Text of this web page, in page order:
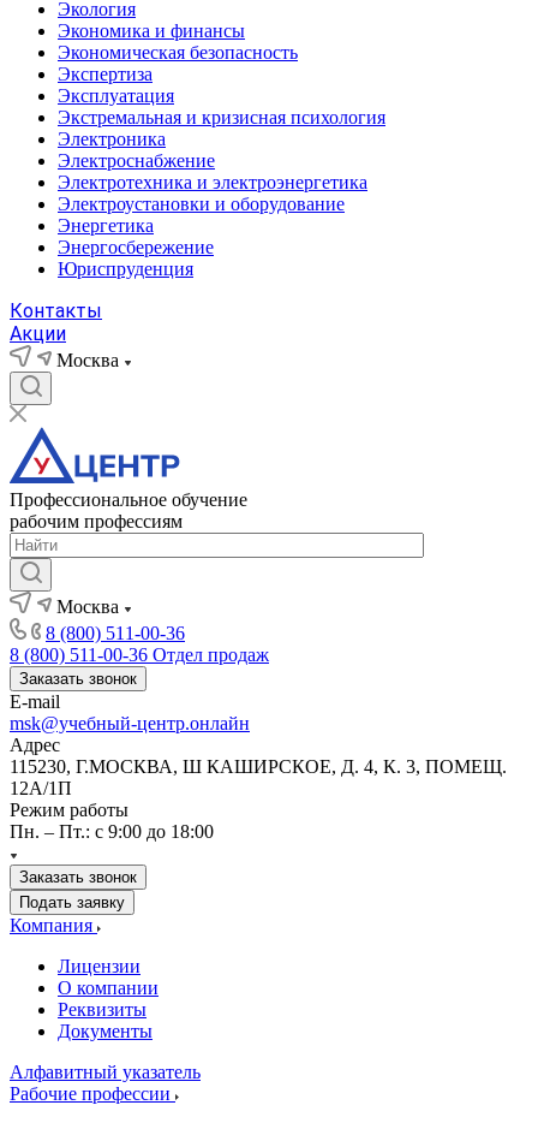
Экология
Экономика и финансы
Экономическая безопасность
Экспертиза
Эксплуатация
Экстремальная и кризисная психология
Электроника
Электроснабжение
Электротехника и электроэнергетика
Электроустановки и оборудование
Энергетика
Энергосбережение
Юриспруденция
Контакты
Акции
Москва
Профессиональное обучение
рабочим профессиям
Москва
8 (800) 511-00-36
8 (800) 511-00-36 Отдел продаж
Заказать звонок
E-mail
msk@учебный-центр.онлайн
Адрес
115230, Г.МОСКВА, Ш КАШИРСКОЕ, Д. 4, К. 3, ПОМЕЩ.
12А/1П
Режим работы
Пн. – Пт.: с 9:00 до 18:00
Заказать звонок
Подать заявку
Компания
Лицензии
О компании
Реквизиты
Документы
Алфавитный указатель
Рабочие профессии